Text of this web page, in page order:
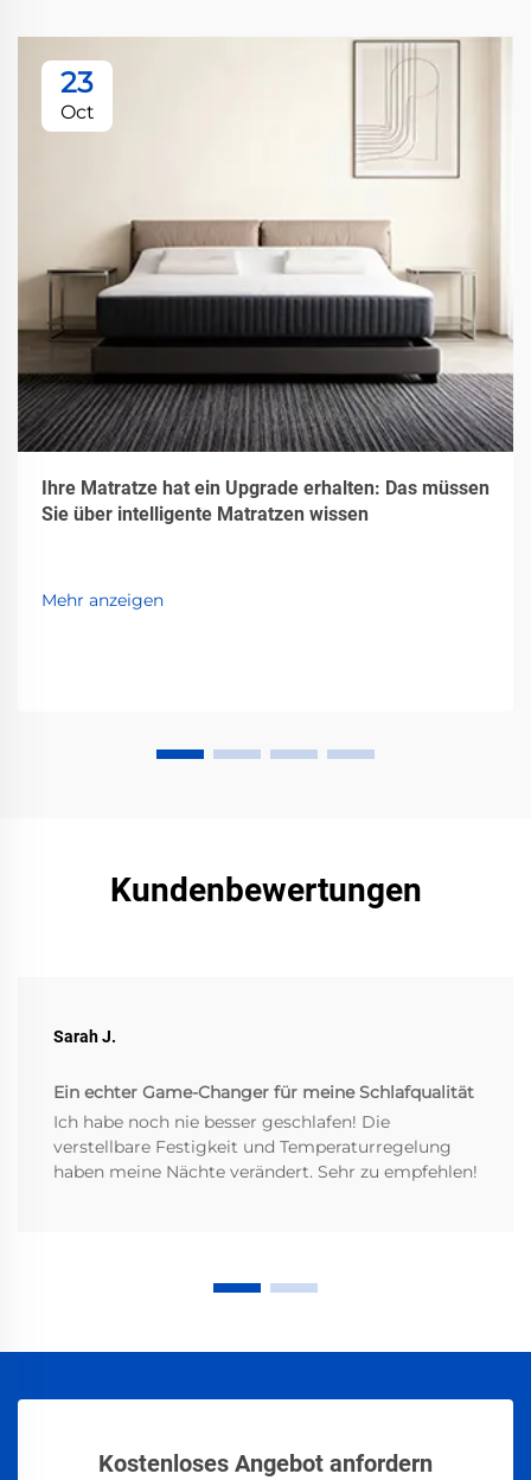
23
Oct
Ihre Matratze hat ein Upgrade erhalten: Das müssen
Sie über intelligente Matratzen wissen
Mehr anzeigen
Kundenbewertungen
Sarah J.
Ein echter Game-Changer für meine Schlafqualität
Ich habe noch nie besser geschlafen! Die
verstellbare Festigkeit und Temperaturregelung
haben meine Nächte verändert. Sehr zu empfehlen!
Kostenloses Angebot anfordern